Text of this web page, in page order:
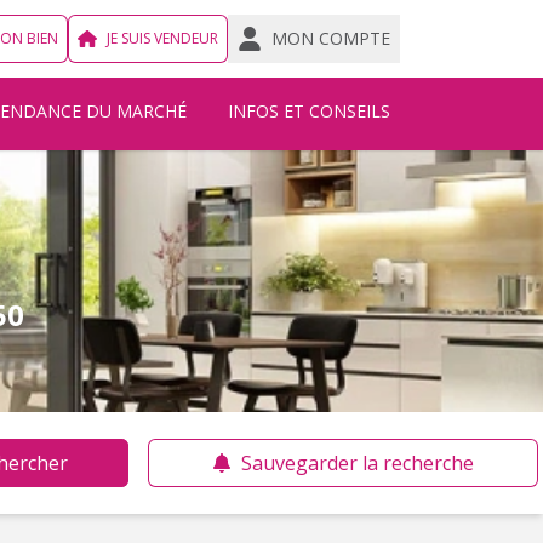
BIEN JE SUIS VENDEUR MON COMPTE
DU MARCHÉ INFOS ET CONSEILS
Sauvegarder la recherche